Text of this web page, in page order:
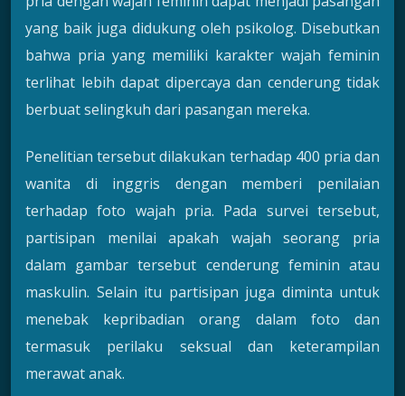
yang baik juga didukung oleh psikolog. Disebutkan
bahwa pria yang memiliki karakter wajah feminin
terlihat lebih dapat dipercaya dan cenderung tidak
berbuat selingkuh dari pasangan mereka.
Penelitian tersebut dilakukan terhadap 400 pria dan
wanita di inggris dengan memberi penilaian
terhadap foto wajah pria. Pada survei tersebut,
partisipan menilai apakah wajah seorang pria
dalam gambar tersebut cenderung feminin atau
maskulin. Selain itu partisipan juga diminta untuk
menebak kepribadian orang dalam foto dan
termasuk perilaku seksual dan keterampilan
merawat anak.